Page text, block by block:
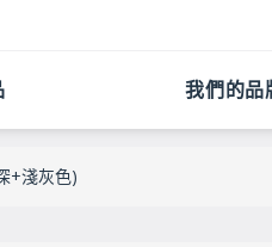
我們的品
+淺灰色)